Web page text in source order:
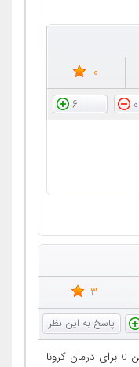
0
0
6
3
لطفا بفرمایید آیا این دارو همراه ویتامین c برای درمان کرونا